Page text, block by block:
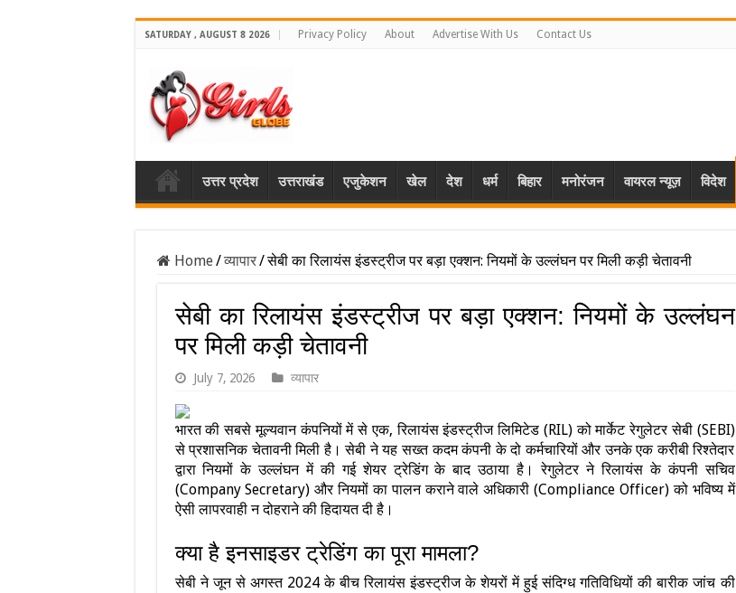
SATURDAY , AUGUST 8 2026 Privacy Policy About Advertise With Us Contact Us
उत्तर प्रदेश उत्तराखंड एजुकेशन खेल देश धर्म बिहार मनोरंजन वायरल न्यूज़ विदेश
Home/व्यापार/सेबी का रिलायंस इंडस्ट्रीज पर बड़ा एक्शन: नियमों के उल्लंघन पर मिली कड़ी चेतावनी
सेबी का रिलायंस इंडस्ट्रीज पर बड़ा एक्शन: नियमों के उल्लंघन
पर मिली कड़ी चेतावनी
July 7, 2026 व्यापार
भारत की सबसे मूल्यवान कंपनियों में से एक, रिलायंस इंडस्ट्रीज लिमिटेड (RIL) को मार्केट रेगुलेटर सेबी (SEBI)
से प्रशासनिक चेतावनी मिली है। सेबी ने यह सख्त कदम कंपनी के दो कर्मचारियों और उनके एक करीबी रिश्तेदार
द्वारा नियमों के उल्लंघन में की गई शेयर ट्रेडिंग के बाद उठाया है। रेगुलेटर ने रिलायंस के कंपनी सचिव
(Company Secretary) और नियमों का पालन कराने वाले अधिकारी (Compliance Officer) को भविष्य में
ऐसी लापरवाही न दोहराने की हिदायत दी है।
क्या है इनसाइडर ट्रेडिंग का पूरा मामला?
सेबी ने जून से अगस्त 2024 के बीच रिलायंस इंडस्ट्रीज के शेयरों में हुई संदिग्ध गतिविधियों की बारीक जांच की